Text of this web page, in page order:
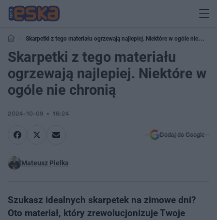
Skarpetki z tego materiału ogrzewają najlepiej. Niektóre w ogóle nie
chronią
Skarpetki z tego materiału
ogrzewają najlepiej. Niektóre w
ogóle nie chronią
2024-10-09 16:24
Dodaj do Google
Mateusz Pielka
Szukasz idealnych skarpetek na zimowe dni?
Oto materiał, który zrewolucjonizuje Twoje